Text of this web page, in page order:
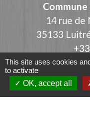
14 rue de
35133
This site uses cookies
to activate
OK, accept all